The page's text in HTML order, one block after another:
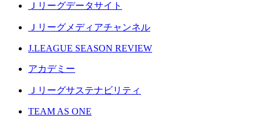
Ｊリーグデータサイト
Ｊリーグメディアチャンネル
J.LEAGUE SEASON REVIEW
アカデミー
Ｊリーグサステナビリティ
TEAM AS ONE